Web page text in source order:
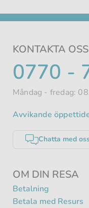
OM DIN RESA
Betalning
Betala med Resurs
KONTAKTA OSS
0770 -
Måndag - fredag:
Avvikande
Chatta med